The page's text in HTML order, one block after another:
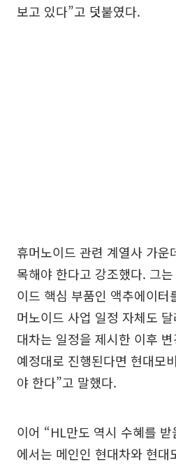
보고 있다”고 덧붙였다.
휴머노이드 관련 계열사 가운
목해야 한다고 강조했다. 그
이드 핵심 부품인 액추에이터
머노이드 사업 일정 자체도
대차는 일정을 제시한 이후
예정대로 진행된다면 현대모
야 한다”고 말했다.
이어 “HL만도 역시 수혜를
에서는 메인인 현대차와 현대